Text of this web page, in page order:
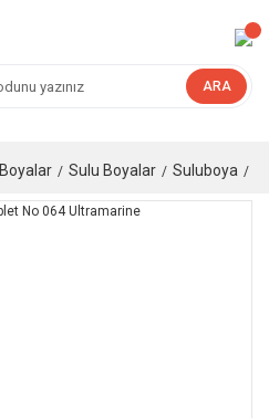
ARA
Sulu Boyalar Suluboya